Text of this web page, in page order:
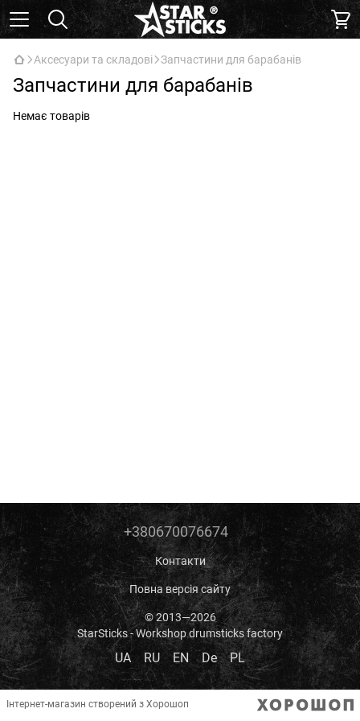
Аксесуари та складові Запчастини для барабанів
Запчастини для барабанів
Немає товарів
+380670076674
Контакти
Повна версія сайту
© 2013—2026
StarSticks - Workshop drumsticks factory
UA RU EN De PL
Інтернет-магазин створений з Хорошоп